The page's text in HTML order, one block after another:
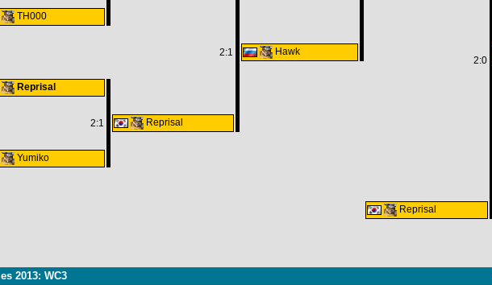
2:0
2:1
TH000
Hawk
Reprisal
2:1 Reprisal
Yumiko
Reprisal
2013: WC3